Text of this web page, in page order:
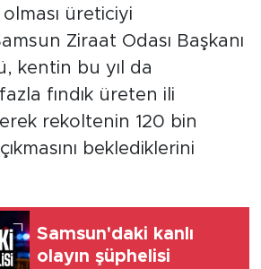
üreticiyi
Ziraat Odası Başkanı
kentin bu yıl da
fındık üreten ili
rekoltenin 120 bin
beklediklerini
Samsun'daki kanlı
olayın şüphelisi